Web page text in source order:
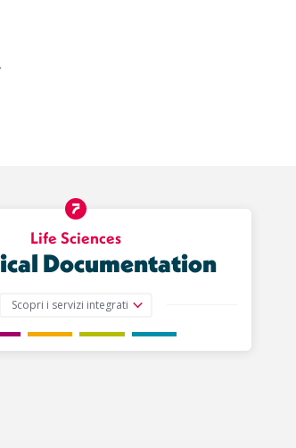
Life Sciences
Documentation
Scopri i servizi integrati